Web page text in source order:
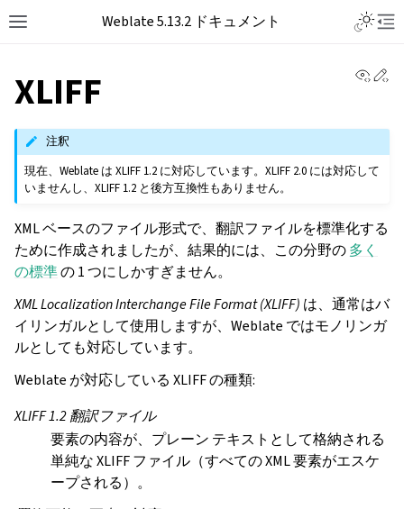
Toggle site navigation sidebar
Weblate 5.13.2 ドキュメント
XLIFF
注釈
現在、Weblate は XLIFF 1.2 に対応しています。XLIFF 2.0 には対応して
いませんし、XLIFF 1.2 と後方互換性もありません。
XML ベースのファイル形式で、翻訳ファイルを標準化する
ために作成されましたが、結果的には、この分野の多く
の標準の 1 つにしかすぎません。
XML Localization Interchange File Format (XLIFF) は、通常はバ
イリンガルとして使用しますが、Weblate ではモノリンガ
ルとしても対応しています。
Weblate が対応している XLIFF の種類:
XLIFF 1.2 翻訳ファイル
要素の内容が、プレーン テキストとして格納される
単純な XLIFF ファイル（すべての XML 要素がエスケ
ープされる）。